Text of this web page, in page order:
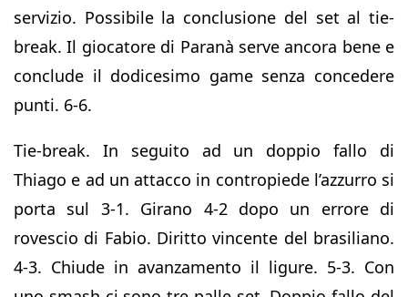
servizio. Possibile la conclusione del set al tie-
break. Il giocatore di Paranà serve ancora bene e
conclude il dodicesimo game senza concedere
punti. 6-6.
Tie-break. In seguito ad un doppio fallo di
Thiago e ad un attacco in contropiede l’azzurro si
porta sul 3-1. Girano 4-2 dopo un errore di
rovescio di Fabio. Diritto vincente del brasiliano.
4-3. Chiude in avanzamento il ligure. 5-3. Con